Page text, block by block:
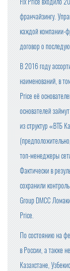
франчайзингу.
каждой компании-
договор о
В 2016 году
наименований, в
Price её
основателей
из структур «ВТБ
топ-менеджеры
Фактически в
сохранили
Group DMCC
Price.
По состоянию на
в России, а также
Казахстане,